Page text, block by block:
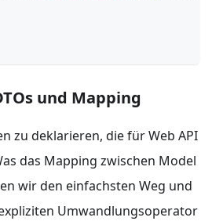
und Mapping
zu deklarieren, die für Web API
das Mapping zwischen Model
wir den einfachsten Weg und
Umwandlungsoperator